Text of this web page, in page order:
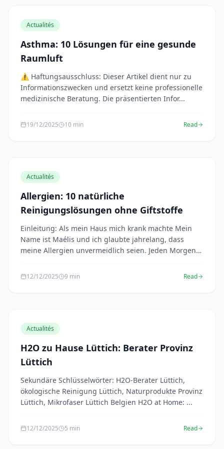
Actualités
Asthma: 10 Lösungen für eine gesunde
Raumluft
⚠️ Haftungsausschluss: Dieser Artikel dient nur zu
Informationszwecken und ersetzt keine professionelle
medizinische Beratung. Die präsentierten Infor...
19/12/2025 10 min Read
Actualités
Allergien: 10 natürliche
Reinigungslösungen ohne Giftstoffe
Einleitung: Als mein Haus mich krank machte Mein
Name ist Maélis und ich glaubte jahrelang, dass
meine Allergien unvermeidlich seien. Jeden Morgen
12/12/2025 9 min Read
Actualités
H2O zu Hause Lüttich: Berater Provinz
Lüttich
Sekundäre Schlüsselwörter: H2O-Berater Lüttich,
ökologische Reinigung Lüttich, Naturprodukte Provinz
Lüttich, Mikrofaser Lüttich Belgien H2O at Home: ...
12/12/2025 5 min Read